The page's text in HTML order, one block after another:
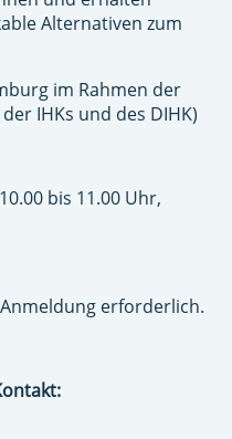
Alternativen zum
im Rahmen der
IHKs und des DIHK)
bis 11.00 Uhr,
erforderlich.